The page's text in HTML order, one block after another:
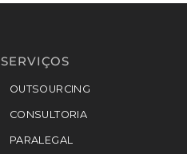
SERVIÇOS
OUTSOURCING
CONSULTORIA
PARALEGAL